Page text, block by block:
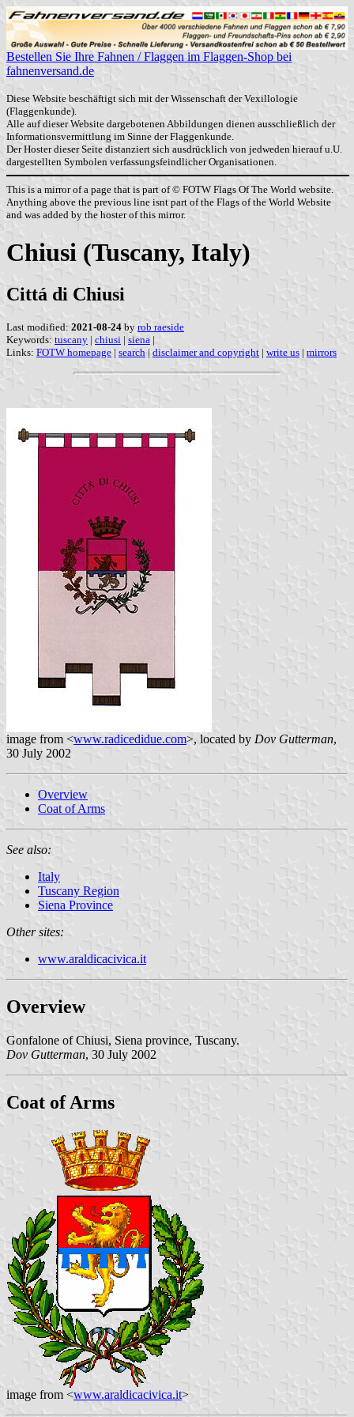
Bestellen Sie Ihre Fahnen / Flaggen im Flaggen-Shop bei
fahnenversand.de
Diese Website beschäftigt sich mit der Wissenschaft der Vexillologie
(Flaggenkunde).
Alle auf dieser Website dargebotenen Abbildungen dienen ausschließlich der
Informationsvermittlung im Sinne der Flaggenkunde.
Der Hoster dieser Seite distanziert sich ausdrücklich von jedweden hierauf u.U.
dargestellten Symbolen verfassungsfeindlicher Organisationen.
This is a mirror of a page that is part of © FOTW Flags Of The World website.
Anything above the previous line isnt part of the Flags of the World Website
and was added by the hoster of this mirror.
Chiusi (Tuscany, Italy)
Cittá di Chiusi
Last modified: 2021-08-24 by rob raeside
Keywords: tuscany | chiusi | siena |
Links: FOTW homepage | search | disclaimer and copyright | write us | mirrors
image from <www.radicedidue.com>, located by Dov Gutterman,
30 July 2002
Overview
Coat of Arms
See also:
Italy
Tuscany Region
Siena Province
Other sites:
www.araldicacivica.it
Overview
Gonfalone of Chiusi, Siena province, Tuscany.
Dov Gutterman, 30 July 2002
Coat of Arms
image from <www.araldicacivica.it>